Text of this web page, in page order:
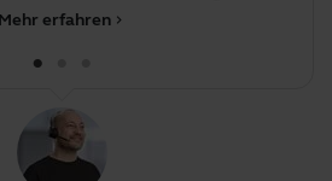
chevron_right
Mehr erfahren